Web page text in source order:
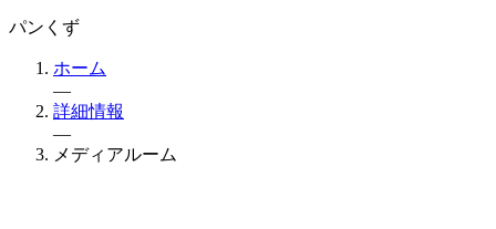
パンくず
ホーム
—
詳細情報
—
メディアルーム